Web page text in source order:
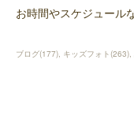
お時間やスケジュール
ブログ(177) キッズフォト(263)